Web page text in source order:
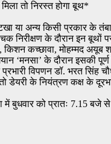
तो निरस्त होगा बूथ*
या अन्य किसी प्रकार के
के दौरान इन बूथों
किशन कच्छावा, मोहम्मद अयूब
‘मनसा’ के दौरान इसकी
विपणन डॉ. भरत सिंह
के नियंत्रण कक्ष के
को प्रातः 7.15 बजे